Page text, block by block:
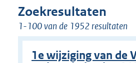
Zoekresultaten
1-100 van de 1952 resultaten
1e wijziging van de